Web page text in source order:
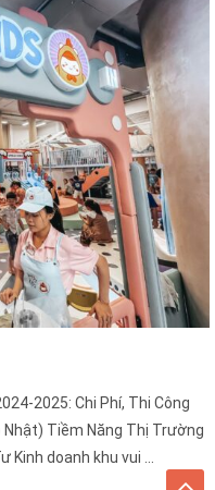
2025: Chi Phí, Thi Công
Nhật) Tiềm Năng Thị Trường
doanh khu vui ...